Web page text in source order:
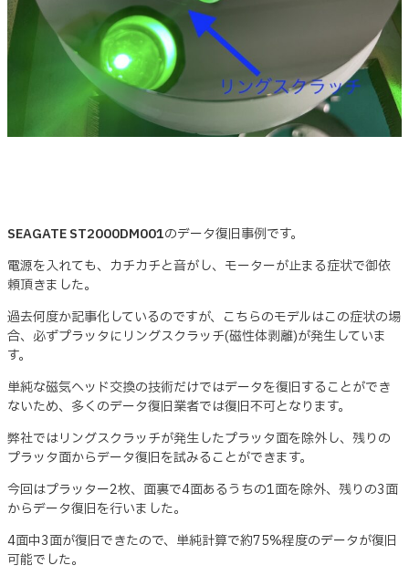
SEAGATE ST2000DM001のデータ復旧事例です。
電源を入れても、カチカチと音がし、モーターが止まる症状で御依
頼頂きました。
過去何度か記事化しているのですが、こちらのモデルはこの症状の場
合、必ずプラッタにリングスクラッチ(磁性体剥離)が発生していま
す。
単純な磁気ヘッド交換の技術だけではデータを復旧することができ
ないため、多くのデータ復旧業者では復旧不可となります。
弊社ではリングスクラッチが発生したプラッタ面を除外し、残りの
プラッタ面からデータ復旧を試みることができます。
今回はプラッター2枚、面裏で4面あるうちの1面を除外、残りの3面
からデータ復旧を行いました。
4面中3面が復旧できたので、単純計算で約75%程度のデータが復旧
可能でした。